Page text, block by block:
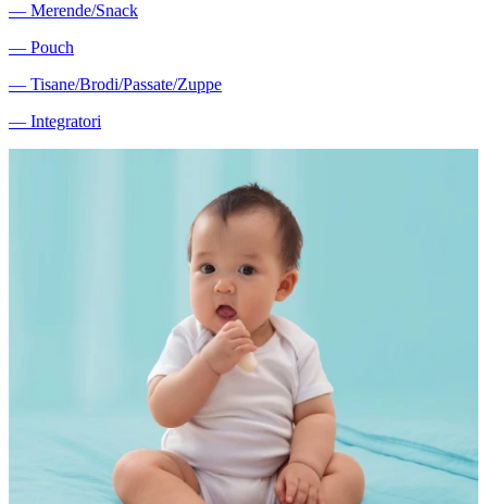
― Merende/Snack
― Pouch
― Tisane/Brodi/Passate/Zuppe
― Integratori